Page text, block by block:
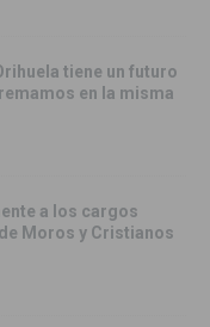
tiene un futuro
en la misma
a los cargos
Moros y Cristianos